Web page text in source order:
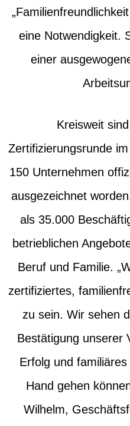
eine Notwendigkeit.
einer
Kreisweit
Zertifizierungsrunde
150 Unternehmen
ausgezeichnet
als 35.000
betrieblichen
Beruf und Familie.
zertifiziertes,
zu sein. Wir sehen
Bestätigung unserer
Erfolg und
Hand gehen
Wilhelm,